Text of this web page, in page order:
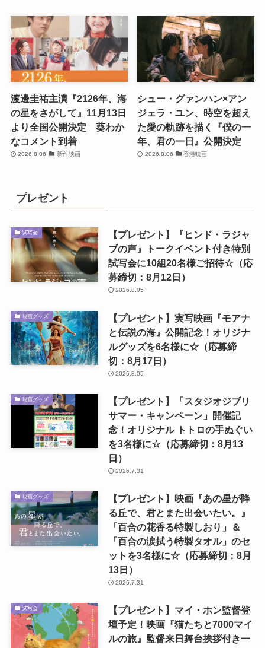
渡邊圭祐主演『2126年、海
の星をさがして』11月13日
より全国公開決定 葵わか
なコメント到着
2026.8.06 新作映画
シュー・グァンハン×アン
ジェラ・ユン、時空を超え
た愛の軌跡を描く『僕の一
年、君の一日』公開決定
2026.8.06 香港映画
プレゼント
試写会
【プレゼント】『ヒンド・ラジャ
ブの声』トークイベント付き特別
試写会に10組20名様ご招待☆（応
募締切：8月12日）
2026.8.05
映画グッズ
【プレゼント】実写映画『モアナ
と伝説の海』公開記念！オリジナ
ルグッズを6名様に☆（応募締
切：8月17日）
2026.8.05
映画グッズ
【プレゼント】「スタジオジブリ
サマー・キャンペーン」開催記
念！オリジナル トトロの手ぬぐい
を3名様に☆（応募締切：8月13
日）
2026.7.31
映画グッズ
【プレゼント】映画『あの星が降
る丘で、君とまた出会いたい。』
「百合の花香る特製しおり」＆
「百合の涙拭う特製タオル」のセ
ットを3名様に☆（応募締切：8月
13日）
2026.7.31
試写会
【プレゼント】マイ・ホン監督登
壇予定！映画『猫たちと7000マイ
ルの旅』監督来日舞台挨拶付き一